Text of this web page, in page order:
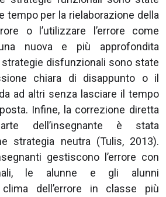
tempo per la rielaborazione della
o l’utilizzare l’errore come
nuova e più approfondita
strategie disfunzionali sono state
chiara di disappunto o il
ad altri senza lasciare il tempo
Infine, la correzione diretta
dell’insegnante è stata
strategia neutra (Tulis, 2013).
gestiscono l’errore con
le alunne e gli alunni
dell’errore in classe più